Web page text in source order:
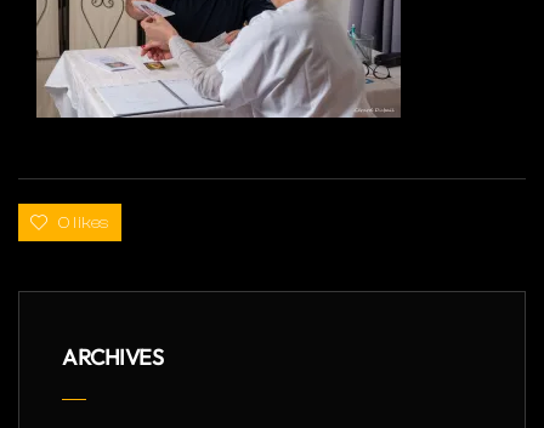
0 likes
ARCHIVES